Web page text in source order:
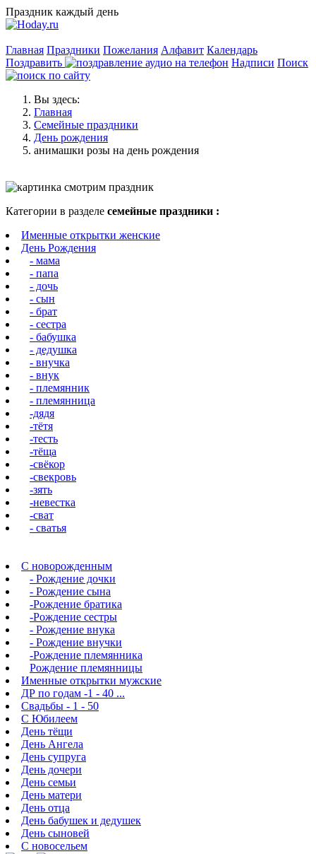
Праздник каждый день
Главная Праздники Пожелания Алфавит Календарь
Поздравить
Надписи Поиск
Вы здесь:
Главная
Семейные праздники
День рождения
анимашки розы на день рождения
Категории в разделе семейные праздники :
Именные открытки женские
День Рождения
- мама
- папа
- дочь
- сын
- брат
- сестра
- бабушка
- дедушка
- внучка
- внук
- племянник
- племянница
-дядя
-тётя
-тесть
-тёща
-свёкор
-свекровь
-зять
-невестка
-сват
- сватья
С новорожденным
- Рождение дочки
- Рождение сына
-Рождение братика
-Рождение сестры
- Рождение внука
- Рождение внучки
-Рождение племянника
Рождение племянницы
Именные открытки мужские
ДР по годам -1 - 40 ...
Свадьбы - 1 - 50
С Юбилеем
День тёщи
День Ангела
День супруга
День дочери
День семьи
День матери
День отца
День бабушек и дедушек
День сыновей
С новосельем